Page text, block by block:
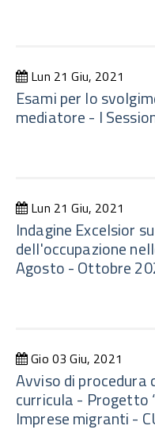
Lun 21 Giu, 2021
Esami per lo
mediatore - I
Lun 21 Giu, 2021
Indagine Excelsior
dell'occupazione
Agosto - Ottobre
Gio 03 Giu, 2021
Avviso di
curricula - Progetto
Imprese migranti -